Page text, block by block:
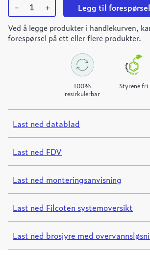
-
Ulefos
Filcoten
TEC
100
+ Legg til forespørsel
Ved å legge produkter i handlekurven,
forespørsel på ett eller flere produkter.
100%
resirkulerbar
Styrene fri
Last ned datablad
Last ned FDV
Last ned monteringsanvisning
Last ned Filcoten systemoversikt
Last ned brosjyre med